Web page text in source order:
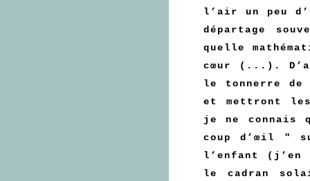
l’air un peu
départage
quelle
cœur (...).
le tonnerre de
et mettront
je ne connais
coup d’œil "
l’enfant (j’en
le cadran